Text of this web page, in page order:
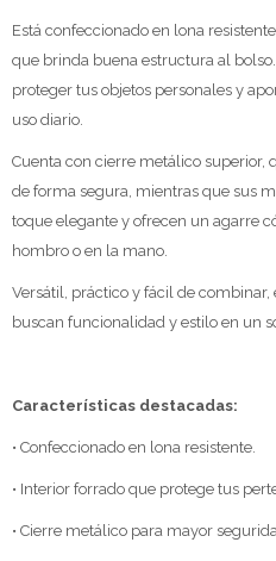
Está confeccionado en lona
que brinda buena estructura al
proteger tus objetos personales y
uso diario.
Cuenta con cierre metálico superior,
de forma segura, mientras que sus
toque elegante y ofrecen un agarre
hombro o en la mano.
Versátil, práctico y fácil de
buscan funcionalidad y estilo en un
Características destacadas:
• Confeccionado en lona resistente.
• Interior forrado que protege tus
• Cierre metálico para mayor